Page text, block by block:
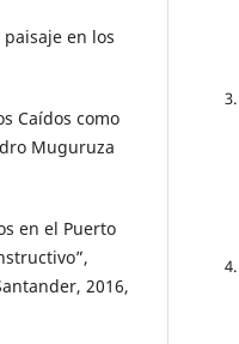
en los
Caídos como
Muguruza
en el Puerto
2016,